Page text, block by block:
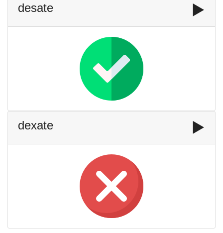
desate ▶️
dexate ▶️